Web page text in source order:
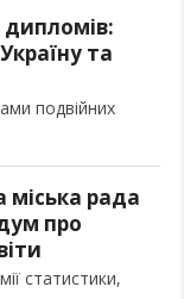
та
подвійних
міська рада
про
статистики,